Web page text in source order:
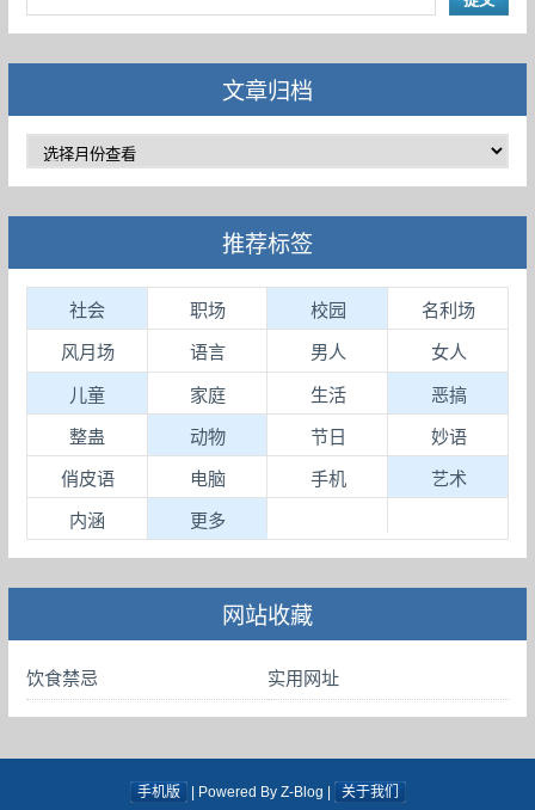
文章归档
推荐标签
社会 职场 校园 名利场
风月场 语言 男人 女人
儿童 家庭 生活 恶搞
整蛊 动物 节日 妙语
俏皮语 电脑 手机 艺术
内涵 更多
网站收藏
饮食禁忌 实用网址
手机版 | Powered By Z-Blog | 关于我们